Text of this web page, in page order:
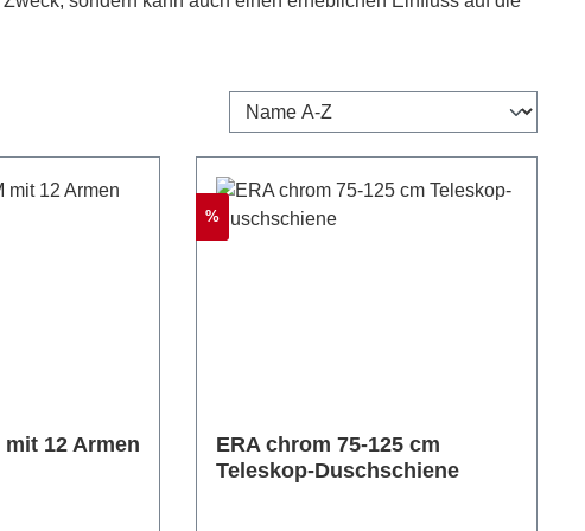
mit 12 Armen
Rabatt
%
ERA chrom 75-125 cm
Teleskop-Duschschiene